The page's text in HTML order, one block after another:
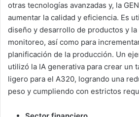
otras tecnologías avanzadas y, la
aumentar la calidad y eficiencia. Es
diseño y desarrollo de productos y la
monitoreo, así como para
planificación de la producción. Un
utilizó la IA generativa para crear un
ligero para el A320, logrando una
peso y cumpliendo con estrictos